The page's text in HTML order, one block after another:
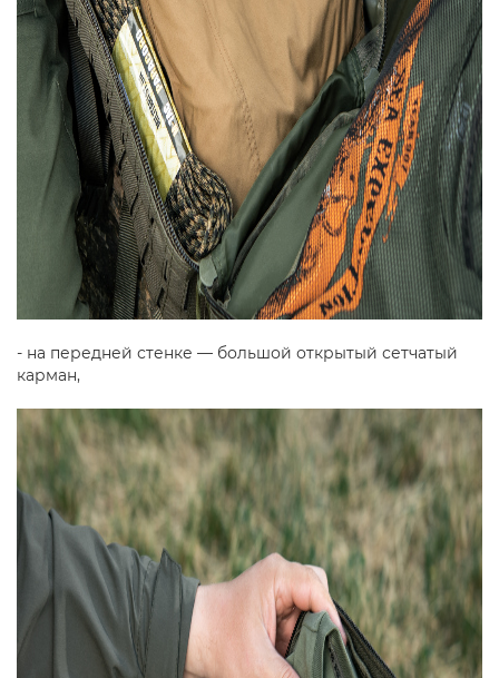
- на передней стенке — большой открытый сетчатый
карман,